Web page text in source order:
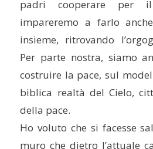
padri cooperare per
impareremo a farlo
insieme, ritrovando
Per parte nostra, siamo
costruire la pace, sul
biblica realtà del Cielo,
della pace.
Ho voluto che si facesse
muro che dietro l’attuale